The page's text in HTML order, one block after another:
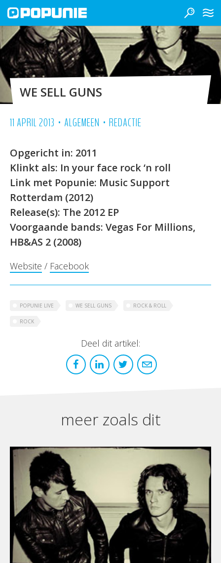
WE SELL GUNS
11 APRIL 2013 • ALGEMEEN • REDACTIE
Opgericht in: 2011
Klinkt als: In your face rock ‘n roll
Link met Popunie: Music Support
Rotterdam (2012)
Release(s): The 2012 EP
Voorgaande bands: Vegas For Millions,
HB&AS 2 (2008)
Website / Facebook
POPUNIE LIVE WE SELL GUNS ROCK & ROLL
ROCK
Deel dit artikel:
meer zoals dit